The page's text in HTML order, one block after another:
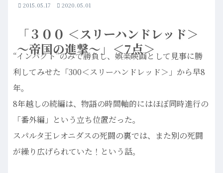
「３００ ＜スリーハンドレッド＞
～帝国の進撃～」＜7点＞
2015.05.17 2020.05.01
“インパクト”のみで勝負し、娯楽映画として見事に勝
利してみせた「300＜スリーハンドレッド＞」から早8
年。
8年越しの続編は、物語の時間軸的にはほぼ同時進行の
「番外編」という立ち位置だった。
スパルタ王レオニダスの死闘の裏では、また別の死闘
が繰り広げられていた！という話。